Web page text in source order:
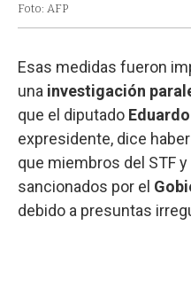
Foto: AFP
Esas medidas fueron
una investigación
que el diputado
expresidente, dice
que miembros del STF
sancionados por el
debido a presuntas